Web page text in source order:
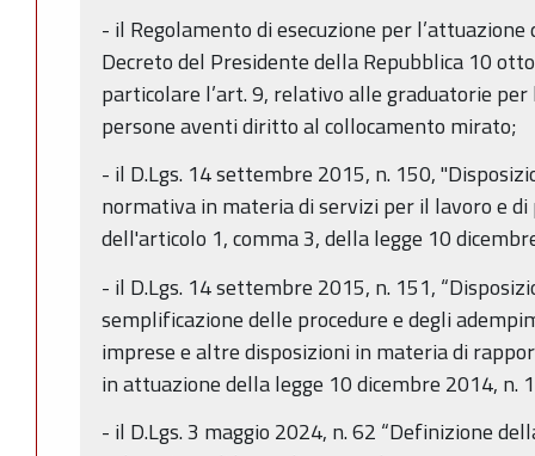
- il Regolamento di esecuzione per
Decreto del Presidente della Repubblica 10
particolare l’art. 9, relativo alle graduatorie
persone aventi diritto al collocamento mirato;
- il D.Lgs. 14 settembre 2015, n. 150,
normativa in materia di servizi per il lavoro e
dell'articolo 1, comma 3, della legge 10
- il D.Lgs. 14 settembre 2015, n. 151,
semplificazione delle procedure e degli
imprese e altre disposizioni in materia di
in attuazione della legge 10 dicembre 2014, n.
- il D.Lgs. 3 maggio 2024, n. 62 “Definizione